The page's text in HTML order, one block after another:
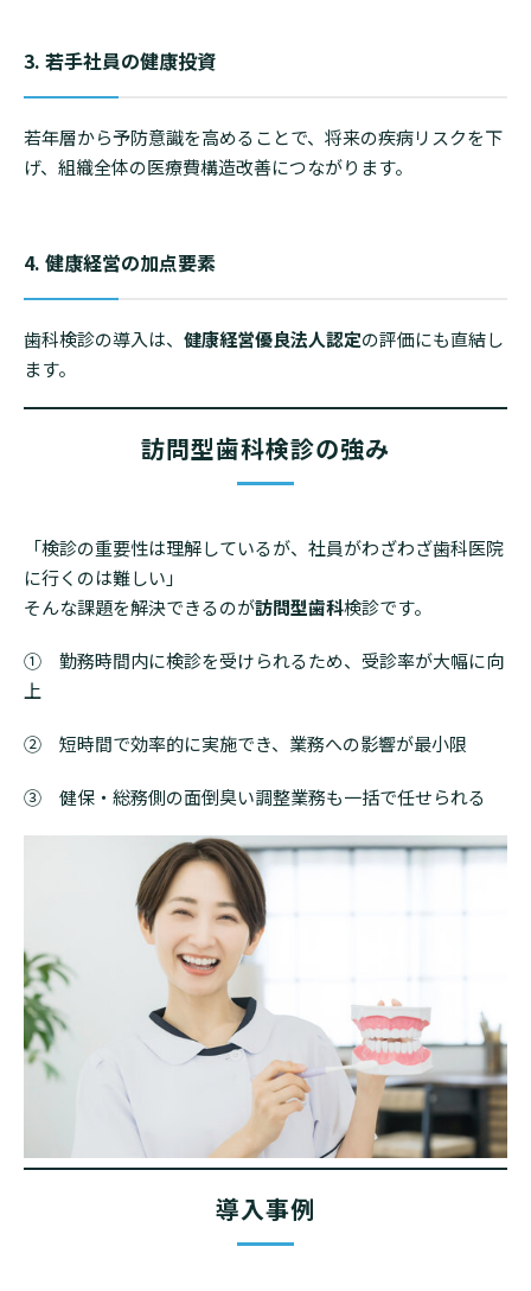
お問い合わせ
3. 若手社員の健康投資
若年層から予防意識を高めることで、将来の疾病リスクを下
げ、組織全体の医療費構造改善につながります。
4. 健康経営の加点要素
歯科検診の導入は、 健康経営優良法人認定の評価にも直結し
ます。
訪問型歯科検診の強み
「検診の重要性は理解しているが、社員がわざわざ歯科医院
に行くのは難しい」
そんな課題を解決できるのが訪問型歯科検診です。
① 勤務時間内に検診を受けられるため、受診率が大幅に向
上
② 短時間で効率的に実施でき、業務への影響が最小限
③ 健保・総務側の面倒臭い調整業務も一括で任せられる
導入事例